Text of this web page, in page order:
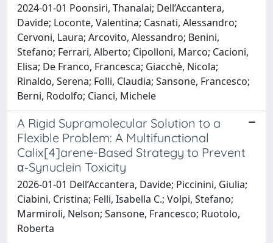
2024-01-01 Poonsiri, Thanalai; Dell’Accantera,
Davide; Loconte, Valentina; Casnati, Alessandro;
Cervoni, Laura; Arcovito, Alessandro; Benini,
Stefano; Ferrari, Alberto; Cipolloni, Marco; Cacioni,
Elisa; De Franco, Francesca; Giacchè, Nicola;
Rinaldo, Serena; Folli, Claudia; Sansone, Francesco;
Berni, Rodolfo; Cianci, Michele
A Rigid Supramolecular Solution to a
Flexible Problem: A Multifunctional
Calix[4]arene-Based Strategy to Prevent
α‑Synuclein Toxicity
2026-01-01 Dell’Accantera, Davide; Piccinini, Giulia;
Ciabini, Cristina; Felli, Isabella C.; Volpi, Stefano;
Marmiroli, Nelson; Sansone, Francesco; Ruotolo,
Roberta